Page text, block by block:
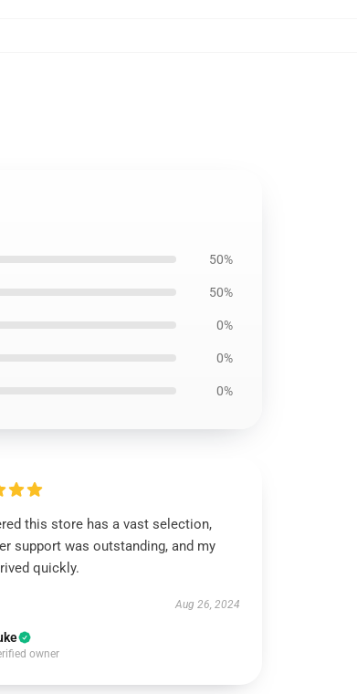
50%
50%
0%
0%
0%
this store has a vast selection,
support was outstanding, and my
quickly.
Aug 26, 2024
owner